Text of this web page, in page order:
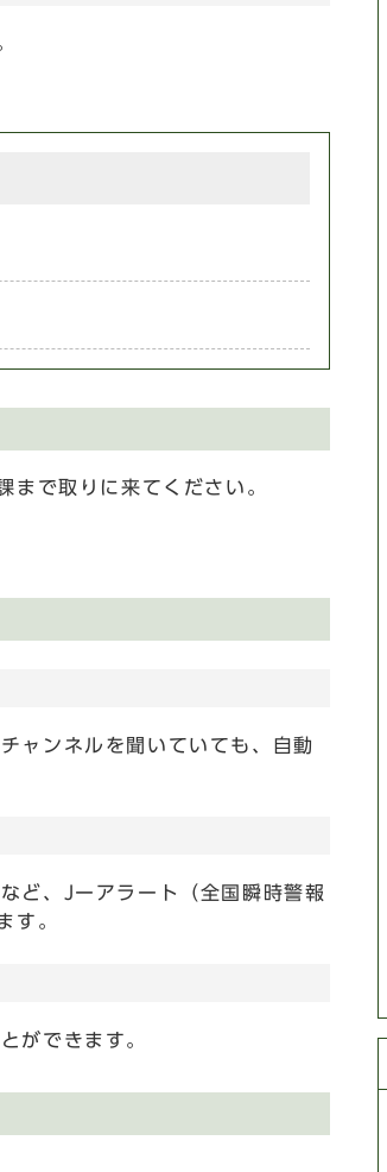
まで取りに来てください。
ャンネルを聞いていても、自動
ど、Jーアラート（全国瞬時警報
す。
ができます。